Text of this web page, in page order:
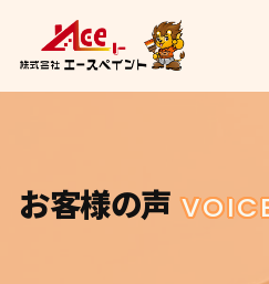
お客様の声